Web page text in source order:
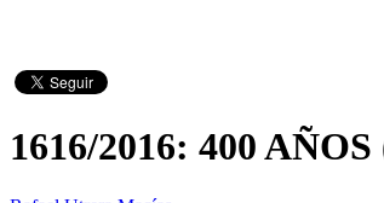
1616/2016: 400